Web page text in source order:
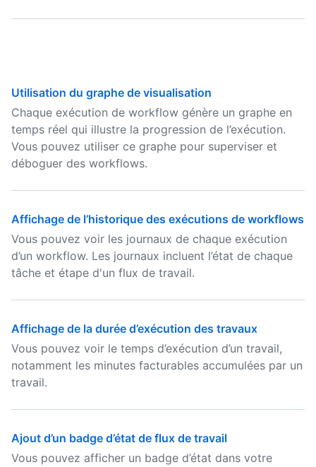
Utilisation du graphe de visualisation
Chaque exécution de workflow génère un graphe en
temps réel qui illustre la progression de l’exécution.
Vous pouvez utiliser ce graphe pour superviser et
déboguer des workflows.
Affichage de l’historique des exécutions de workflows
Vous pouvez voir les journaux de chaque exécution
d’un workflow. Les journaux incluent l’état de chaque
tâche et étape d'un flux de travail.
Affichage de la durée d’exécution des travaux
Vous pouvez voir le temps d’exécution d’un travail,
notamment les minutes facturables accumulées par un
travail.
Ajout d’un badge d’état de flux de travail
Vous pouvez afficher un badge d’état dans votre